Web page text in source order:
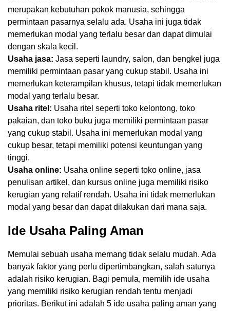
merupakan kebutuhan pokok manusia, sehingga
permintaan pasarnya selalu ada. Usaha ini juga tidak
memerlukan modal yang terlalu besar dan dapat dimulai
dengan skala kecil.
Usaha jasa: Jasa seperti laundry, salon, dan bengkel juga
memiliki permintaan pasar yang cukup stabil. Usaha ini
memerlukan keterampilan khusus, tetapi tidak memerlukan
modal yang terlalu besar.
Usaha ritel: Usaha ritel seperti toko kelontong, toko
pakaian, dan toko buku juga memiliki permintaan pasar
yang cukup stabil. Usaha ini memerlukan modal yang
cukup besar, tetapi memiliki potensi keuntungan yang
tinggi.
Usaha online: Usaha online seperti toko online, jasa
penulisan artikel, dan kursus online juga memiliki risiko
kerugian yang relatif rendah. Usaha ini tidak memerlukan
modal yang besar dan dapat dilakukan dari mana saja.
Ide Usaha Paling Aman
Memulai sebuah usaha memang tidak selalu mudah. Ada
banyak faktor yang perlu dipertimbangkan, salah satunya
adalah risiko kerugian. Bagi pemula, memilih ide usaha
yang memiliki risiko kerugian rendah tentu menjadi
prioritas. Berikut ini adalah 5 ide usaha paling aman yang